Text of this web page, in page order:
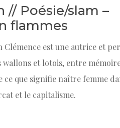
// Poésie/slam –
flammes
Clémence est une autrice et
wallons et lotois, entre
ce que signifie naître femme
et le capitalisme.